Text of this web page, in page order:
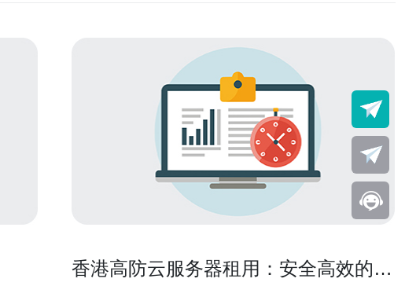
香港高防云服务器租用：安全高效的网